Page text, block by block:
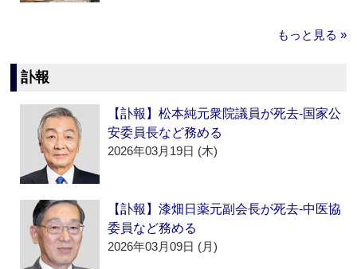
もっと見る »
訃報
【訃報】松本純元衆院議員が死去‐国家公
安委員長など務める
2026年03月19日 (木)
【訃報】漆畑日薬元副会長が死去‐中医協
委員など務める
2026年03月09日 (月)